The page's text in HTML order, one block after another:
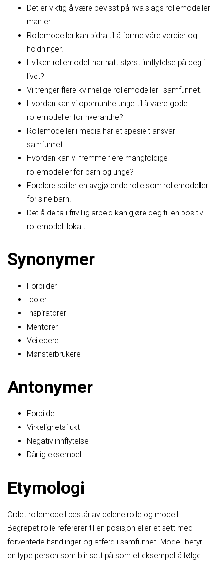
Det er viktig å være bevisst på hva slags rollemodeller
man er.
Rollemodeller kan bidra til å forme våre verdier og
holdninger.
Hvilken rollemodell har hatt størst innflytelse på deg i
livet?
Vi trenger flere kvinnelige rollemodeller i samfunnet.
Hvordan kan vi oppmuntre unge til å være gode
rollemodeller for hverandre?
Rollemodeller i media har et spesielt ansvar i
samfunnet.
Hvordan kan vi fremme flere mangfoldige
rollemodeller for barn og unge?
Foreldre spiller en avgjørende rolle som rollemodeller
for sine barn.
Det å delta i frivillig arbeid kan gjøre deg til en positiv
rollemodell lokalt.
Synonymer
Forbilder
Idoler
Inspiratorer
Mentorer
Veiledere
Mønsterbrukere
Antonymer
Forbilde
Virkelighetsflukt
Negativ innflytelse
Dårlig eksempel
Etymologi
Ordet rollemodell består av delene rolle og modell.
Begrepet rolle refererer til en posisjon eller et sett med
forventede handlinger og atferd i samfunnet. Modell betyr
en type person som blir sett på som et eksempel å følge